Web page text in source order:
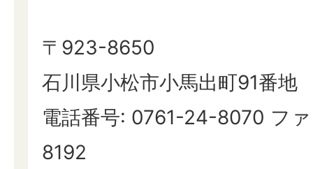
〒923-8650
石川県小松市小馬出町91番地
電話番号: 0761-24-8070 フ
8192